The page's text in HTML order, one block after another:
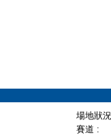
場地狀
賽道 :